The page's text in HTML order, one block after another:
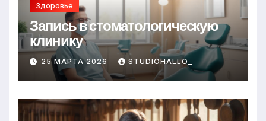
Здоровье
Запись в стоматологическую
клинику
25 МАРТА 2026 STUDIOHALLO_